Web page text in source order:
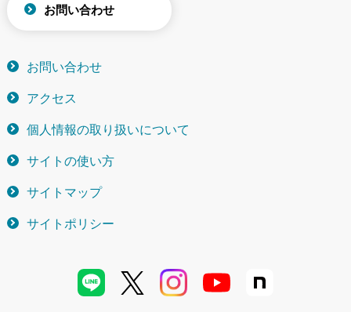
お問い合わせ
お問い合わせ
アクセス
個人情報の取り扱いについて
サイトの使い方
サイトマップ
サイトポリシー